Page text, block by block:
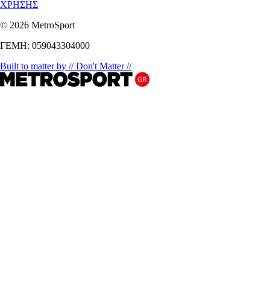
ΧΡΗΣΗΣ
© 2026 MetroSport
ΓΕΜΗ: 059043304000
Built to matter by // Don't Matter //